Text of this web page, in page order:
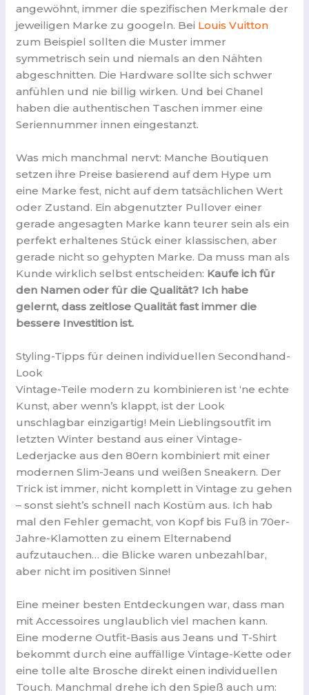
angewöhnt, immer die spezifischen Merkmale der
jeweiligen Marke zu googeln. Bei Louis Vuitton
zum Beispiel sollten die Muster immer
symmetrisch sein und niemals an den Nähten
abgeschnitten. Die Hardware sollte sich schwer
anfühlen und nie billig wirken. Und bei Chanel
haben die authentischen Taschen immer eine
Seriennummer innen eingestanzt.
Was mich manchmal nervt: Manche Boutiquen
setzen ihre Preise basierend auf dem Hype um
eine Marke fest, nicht auf dem tatsächlichen Wert
oder Zustand. Ein abgenutzter Pullover einer
gerade angesagten Marke kann teurer sein als ein
perfekt erhaltenes Stück einer klassischen, aber
gerade nicht so gehypten Marke. Da muss man als
Kunde wirklich selbst entscheiden: Kaufe ich für
den Namen oder für die Qualität? Ich habe
gelernt, dass zeitlose Qualität fast immer die
bessere Investition ist.
Styling-Tipps für deinen individuellen Secondhand-
Look
Vintage-Teile modern zu kombinieren ist ‘ne echte
Kunst, aber wenn’s klappt, ist der Look
unschlagbar einzigartig! Mein Lieblingsoutfit im
letzten Winter bestand aus einer Vintage-
Lederjacke aus den 80ern kombiniert mit einer
modernen Slim-Jeans und weißen Sneakern. Der
Trick ist immer, nicht komplett in Vintage zu gehen
– sonst sieht’s schnell nach Kostüm aus. Ich hab
mal den Fehler gemacht, von Kopf bis Fuß in 70er-
Jahre-Klamotten zu einem Elternabend
aufzutauchen… die Blicke waren unbezahlbar,
aber nicht im positiven Sinne!
Eine meiner besten Entdeckungen war, dass man
mit Accessoires unglaublich viel machen kann.
Eine moderne Outfit-Basis aus Jeans und T-Shirt
bekommt durch eine auffällige Vintage-Kette oder
eine tolle alte Brosche direkt einen individuellen
Touch. Manchmal drehe ich den Spieß auch um: